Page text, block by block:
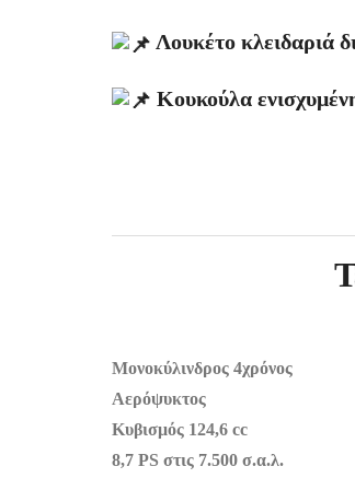
Λουκέτο κλειδαριά
Κουκούλα
Μονοκύλινδρος 4χρόνος
Αερόψυκτος
Κυβισμός 124,6 cc
8,7 PS στις 7.500 σ.α.λ.